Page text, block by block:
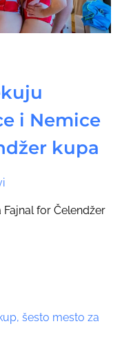
i Nemice
kupa
for Čelendžer
šesto mesto za